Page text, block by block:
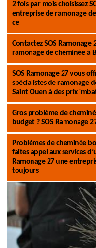
2 fois par mois choisissez
entreprise de ramonage
ce
Contactez SOS Ramonage
ramonage de cheminée à
SOS Ramonage 27 vous
spécialistes de ramonage
Saint Ouen à des prix
Gros problème de
budget ? SOS Ramonage
Problèmes de cheminée
faites appel aux services
Ramonage 27 une
toujours